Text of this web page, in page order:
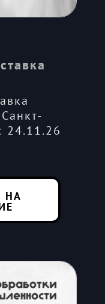
24.11.26
НА